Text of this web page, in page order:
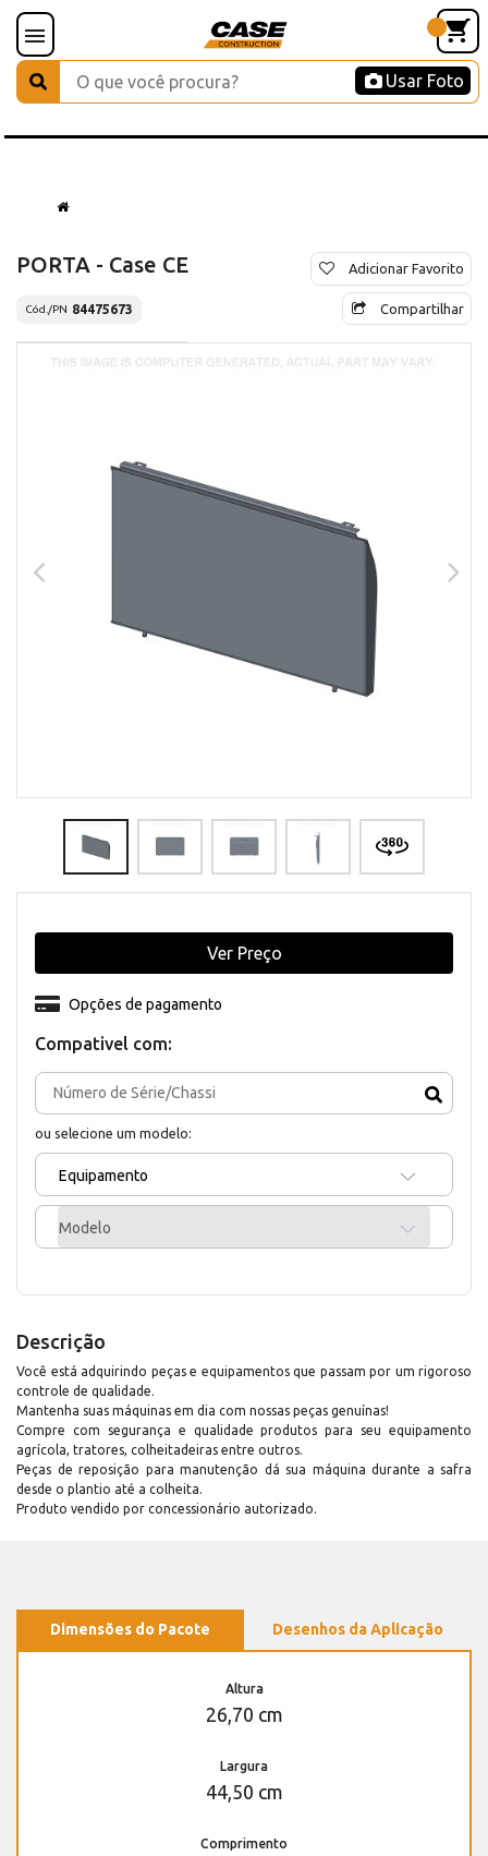
Usar Foto
PORTA - Case CE
Cód./PN 84475673
Adicionar Favorito
Compartilhar
Compativel com:
ou selecione um modelo:
Equipamento
Modelo
Opções de pagamento
Ver Preço
Descrição
Você está adquirindo peças e equipamentos que passam por um rigoroso
controle de qualidade.
Mantenha suas máquinas em dia com nossas peças genuínas!
Compre com segurança e qualidade produtos para seu equipamento
agrícola, tratores, colheitadeiras entre outros.
Peças de reposição para manutenção dá sua máquina durante a safra
desde o plantio até a colheita.
Produto vendido por concessionário autorizado.
Dimensões do Pacote Desenhos da Aplicação
Altura
26,70 cm
Largura
44,50 cm
Comprimento